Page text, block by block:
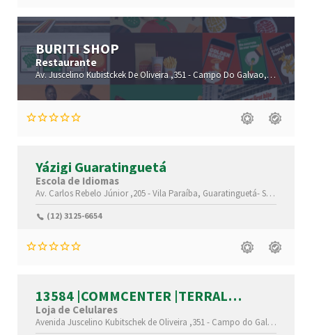
BURITI SHOP
Restaurante
Av. Juscelino Kubistckek De Oliveira ,351 -Campo Do Galvao,
Yázigi Guaratinguetá
Escola de Idiomas
Av. Carlos Rebelo Júnior ,205 -Vila Paraíba, Guaratinguetá-São Paulo(SP)
(12) 3125-6654
13584 |COMMCENTER |TERRAL
SHOPPING CENTERS
|GUARATINGUETÁ |SP
Loja de Celulares
Avenida Juscelino Kubitschek de Oliveira ,351 - Campo do Galvão,